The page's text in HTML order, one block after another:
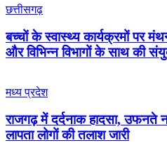
छत्तीसगढ़
बच्चों के स्वास्थ्य कार्यक्रमों पर
और विभिन्न विभागों के साथ की
मध्य प्रदेश
राजगढ़ में दर्दनाक हादसा, उफनते
लापता लोगों की तलाश जारी